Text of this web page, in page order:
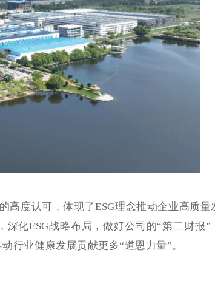
高度认可，体现了ESG理念推动企业高质量
化ESG战略布局，做好公司的“第二财报”
行业健康发展贡献更多“道恩力量”。